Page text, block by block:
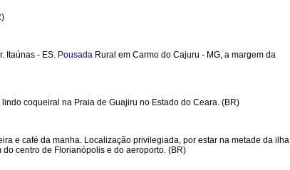
Itaúnas - ES. Pousada Rural em Carmo do Cajuru - MG, a margem da
coqueiral na Praia de Guajiru no Estado do Ceara. (BR)
e café da manha. Localização privilegiada, por estar na metade da ilha
centro de Florianópolis e do aeroporto. (BR)